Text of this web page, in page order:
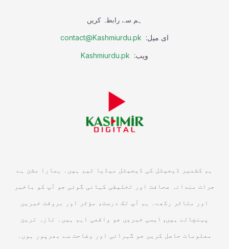
ہم سے رابطہ کریں
ای میل: contact@Kashmiurdu.pk
ویب: Kashmiurdu.pk
ہم کشمیر ڈیجیٹل کی ڈیجیٹل میڈیا ٹیم ہیں۔ ہمارا مشن ہے
جرات مندانہ صحافت اور تخلیقی کہانی گوئی جو آپ کو باخبر
اور متاثر رکھے۔ ہم آپ تک درست، مؤثر اور بروقت خبریں
پہنچاتے ہیں, ایسی خبریں جو واقعی اہم ہیں۔ تازہ ترین
معلومات حاصل کریں جو گہرائی اور وضاحت سے بھرپور ہوں۔